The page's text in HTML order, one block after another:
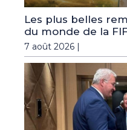
Les plus belles
du monde de la
7 août 2026 |